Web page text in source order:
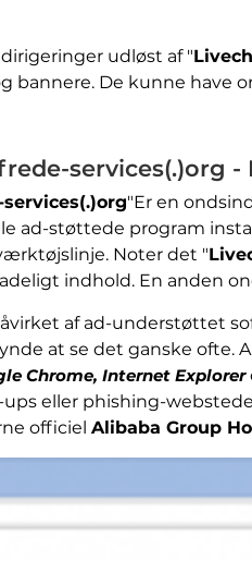
udløst af "
bannere. De kunne have
services(.)org -
"Er en
ad-støttede program
Noter det "
indhold. En anden
af ad-understøttet
at se det ganske
Chrome, Internet Explorer
eller phishing-
officiel Alibaba Group